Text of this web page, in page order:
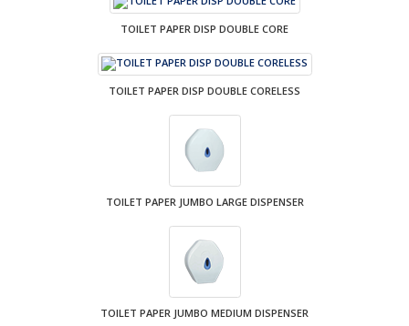
TOILET PAPER DISP DOUBLE CORE
TOILET PAPER DISP DOUBLE CORELESS
TOILET PAPER JUMBO LARGE DISPENSER
TOILET PAPER JUMBO MEDIUM DISPENSER